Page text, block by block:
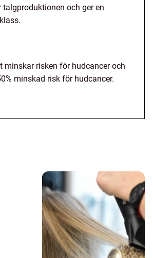
och ger en
minskar risken för hudcancer och
minskad risk för hudcancer.